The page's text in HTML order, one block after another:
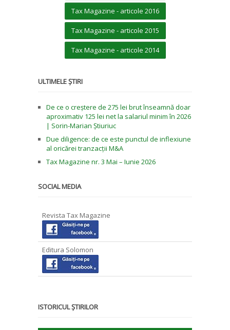
Tax Magazine - articole 2016
Tax Magazine - articole 2015
Tax Magazine - articole 2014
ULTIMELE ȘTIRI
De ce o creștere de 275 lei brut înseamnă doar
aproximativ 125 lei net la salariul minim în 2026
| Sorin-Marian Știuriuc
Due diligence: de ce este punctul de inflexiune
al oricărei tranzacții M&A
Tax Magazine nr. 3 Mai – Iunie 2026
SOCIAL MEDIA
Revista Tax Magazine
Editura Solomon
ISTORICUL ȘTIRILOR